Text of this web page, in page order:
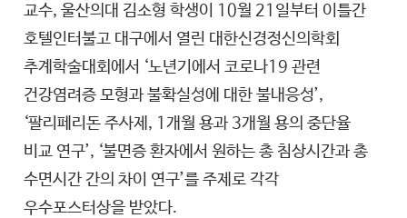
교수, 울산의대 김소형 학생이 10월 21일부터 이틀간
호텔인터불고 대구에서 열린 대한신경정신의학회
추계학술대회에서 ‘노년기에서 코로나19 관련
건강염려증 모형과 불확실성에 대한 불내응성’,
‘팔리페리돈 주사제, 1개월 용과 3개월 용의 중단율
비교 연구’, ‘불면증 환자에서 원하는 총 침상시간과 총
수면시간 간의 차이 연구’를 주제로 각각
우수포스터상을 받았다.